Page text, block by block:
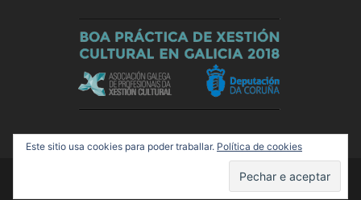
© 2026 Olloboi. Funciona grazas aSydney
Este sitio usa cookies para poder traballar. Política de cookies